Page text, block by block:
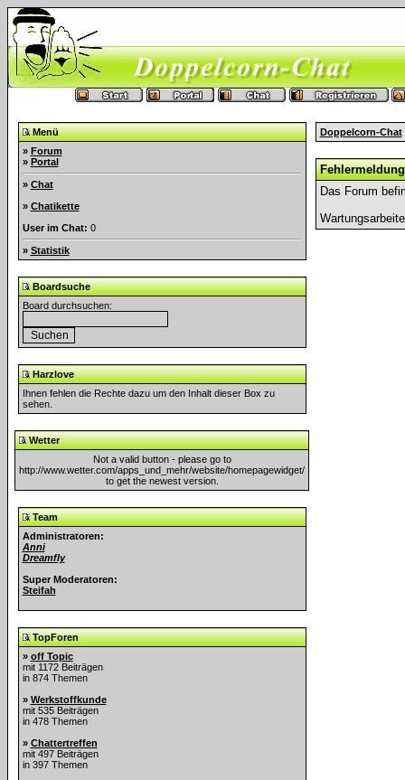
Menü
» Forum
» Portal
» Chat
» Chatikette
User im Chat: 0
» Statistik
Boardsuche
Board durchsuchen:
Harzlove
Ihnen fehlen die Rechte dazu um den Inhalt dieser Box zu
sehen.
Wetter
Not a valid button - please go to
http://www.wetter.com/apps_und_mehr/website/homepagewidget/
to get the newest version.
Team
Administratoren:
Anni
Dreamfly
Super Moderatoren:
Steifah
TopForen
» off Topic
mit 1172 Beiträgen
in 874 Themen
» Werkstoffkunde
mit 535 Beiträgen
in 478 Themen
» Chattertreffen
mit 497 Beiträgen
in 397 Themen
Doppelcorn-Chat
Fehlermeldung
Das Forum